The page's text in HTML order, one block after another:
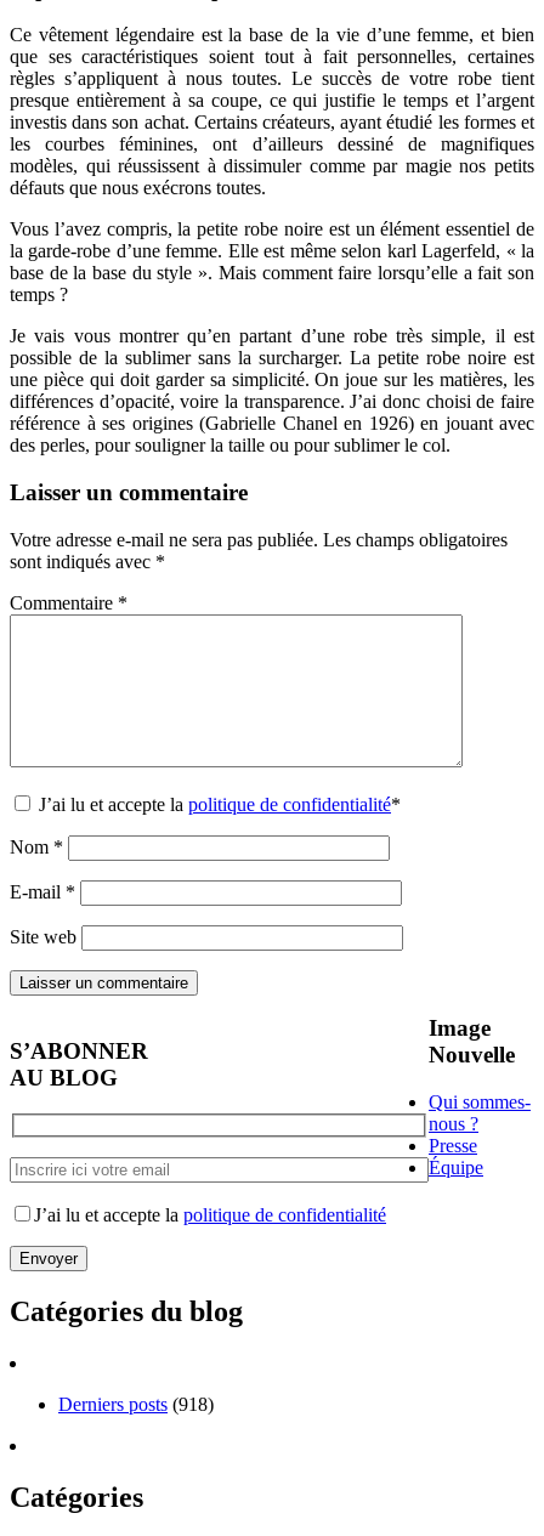
Ce vêtement légendaire est la base de la vie d’une femme, et bien
que ses caractéristiques soient tout à fait personnelles, certaines
règles s’appliquent à nous toutes. Le succès de votre robe tient
presque entièrement à sa coupe, ce qui justifie le temps et l’argent
investis dans son achat. Certains créateurs, ayant étudié les formes et
les courbes féminines, ont d’ailleurs dessiné de magnifiques
modèles, qui réussissent à dissimuler comme par magie nos petits
défauts que nous exécrons toutes.
Vous l’avez compris, la petite robe noire est un élément essentiel de
la garde-robe d’une femme. Elle est même selon karl Lagerfeld, « la
base de la base du style ». Mais comment faire lorsqu’elle a fait son
temps ?
Je vais vous montrer qu’en partant d’une robe très simple, il est
possible de la sublimer sans la surcharger. La petite robe noire est
une pièce qui doit garder sa simplicité. On joue sur les matières, les
différences d’opacité, voire la transparence. J’ai donc choisi de faire
référence à ses origines (Gabrielle Chanel en 1926) en jouant avec
des perles, pour souligner la taille ou pour sublimer le col.
Laisser un commentaire
Votre adresse e-mail ne sera pas publiée. Les champs obligatoires
sont indiqués avec *
Commentaire *
J’ai lu et accepte la politique de confidentialité*
Nom *
E-mail *
Site web
S’ABONNER
AU BLOG
J’ai lu et accepte la politique de confidentialité
Catégories du blog
Derniers posts (918)
Catégories
Image
Nouvelle
Qui sommes-
nous ?
Presse
Équipe